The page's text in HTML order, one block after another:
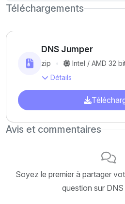
Téléchargements
DNS Jumper
zip
Intel / AMD 32
Détails
Avis et commentaires
Soyez le premier à partager
question sur DNS